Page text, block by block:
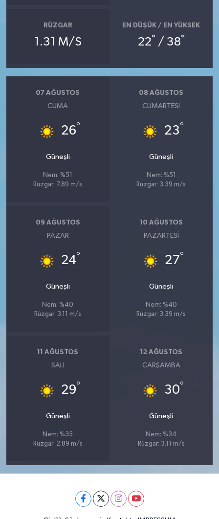
RÜZGAR
1.31 M/S
EN DÜŞÜK / EN YÜKSEK
22° / 38°
07 AĞUSTOS
CUMA
26°
Güneşli
Nem: %51
Rüzgar: 7.89 m/s
08 AĞUSTOS
CUMARTESI
23°
Güneşli
Nem: %51
Rüzgar: 3.39 m/s
09 AĞUSTOS
PAZAR
24°
Güneşli
Nem: %40
Rüzgar: 3.11 m/s
10 AĞUSTOS
PAZARTESI
27°
Güneşli
Nem: %40
Rüzgar: 3.39 m/s
11 AĞUSTOS
SALI
29°
Güneşli
Nem: %35
Rüzgar: 2.89 m/s
12 AĞUSTOS
ÇARŞAMBA
30°
Güneşli
Nem: %34
Rüzgar: 3.11 m/s